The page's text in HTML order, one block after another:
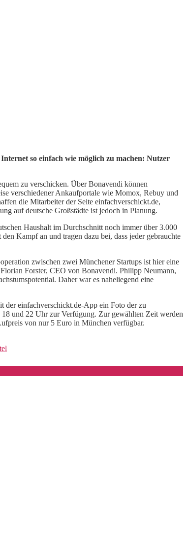
so einfach wie möglich zu machen: Nutzer
zu verschicken. Über Bonavendi können
verschiedener Ankaufportale wie Momox, Rebuy und
die Mitarbeiter der Seite einfachverschickt.de,
auf deutsche Großstädte ist jedoch in Planung.
Haushalt im Durchschnitt noch immer über 3.000
Kampf an und tragen dazu bei, dass jeder gebrauchte
zwischen zwei Münchener Startups ist hier eine
Forster, CEO von Bonavendi. Philipp Neumann,
Daher war es naheliegend eine
der einfachverschickt.de-App ein Foto der zu
und 22 Uhr zur Verfügung. Zur gewählten Zeit werden
von nur 5 Euro in München verfügbar.